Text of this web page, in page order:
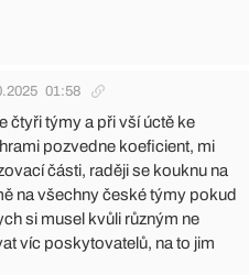
01:58
čtyři týmy a při vší úctě ke
pozvedne koeficient, mi
části, raději se kouknu na
na všechny české týmy pokud
si musel kvůli různým ne
víc poskytovatelů, na to jim